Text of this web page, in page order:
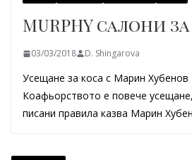
MURPHY салони
03/03/2018 D. Shingarova
Усещане за коса с Марин
Коафьорството е повече
писани правила казва Марин